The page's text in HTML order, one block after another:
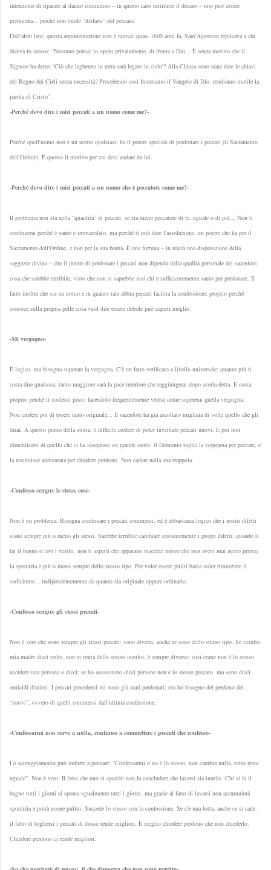
intenzione di riparare al danno commesso – in questo caso restituire il denaro – non può essere
perdonata... perché non vuole “disfarsi” del peccato.
Dall'altro lato, questa argomentazione non è nuova: quasi 1600 anni fa, Sant'Agostino replicava a chi
diceva lo stesso: “Nessuno pensa: io opero privatamente, di fronte a Dio... È senza motivo che il
Signore ha detto: 'Ciò che legherete in terra sarà legato in cielo'? Alla Chiesa sono state date le chiavi
del Regno dei Cieli senza necessità? Procedendo così frustriamo il Vangelo di Dio, rendiamo inutile la
parola di Cristo”.
-Perché devo dire i miei peccati a un uomo come me?-
Perché quell'uomo non è un uomo qualsiasi: ha il potere speciale di perdonare i peccati (il Sacramento
dell'Ordine). È questo il motivo per cui devi andare da lui.
-Perché devo dire i miei peccati a un uomo che è peccatore come me?-
Il problema non sta nella “quantità” di peccati: se sia meno peccatore di te, uguale o di più... Non ti
confesserai perché è santo e immacolato, ma perché ti può dare l'assoluzione, un potere che ha per il
Sacramento dell'Ordine, e non per la sua bontà. È una fortuna – in realtà una disposizione della
saggezza divina – che il potere di perdonare i peccati non dipenda dalla qualità personale del sacerdote,
cosa che sarebbe terribile, visto che non si saprebbe mai chi è sufficientemente santo per perdonare. Il
fatto inoltre che sia un uomo e in quanto tale abbia peccati facilita la confessione: proprio perché
conosce sulla propria pelle cosa vuol dire essere debole può capirti meglio.
-Mi vergogno-
È logico, ma bisogna superare la vergogna. C'è un fatto verificato a livello universale: quanto più ti
costa dire qualcosa, tanto maggiore sarà la pace interiore che raggiungerai dopo averla detta. E costa
proprio perché ti confessi poco; facendolo frequentemente vedrai come supererai quella vergogna.
Non credere poi di essere tanto originale... Il sacerdote ha già ascoltato migliaia di volte quello che gli
dirai. A questo punto della storia, è difficile credere di poter inventare peccati nuovi. E poi non
dimenticarti di quello che ci ha insegnato un grande santo: il Demonio toglie la vergogna per peccare, e
la restituisce aumentata per chiedere perdono. Non cadere nella sua trappola.
-Confesso sempre le stesse cose-
Non è un problema. Bisogna confessare i peccati commessi, ed è abbastanza logico che i nostri difetti
siano sempre più o meno gli stessi. Sarebbe terribile cambiare costantemente i propri difetti; quando ti
fai il bagno o lavi i vestiti, non ti aspetti che appaiano macchie nuove che non avevi mai avuto prima;
la sporcizia è più o meno sempre dello stesso tipo. Per voler essere puliti basta voler rimuovere il
sudiciume... indipendentemente da quanto sia originale oppure ordinario.
-Confesso sempre gli stessi peccati-
Non è vero che sono sempre gli stessi peccati: sono diversi, anche se sono dello stesso tipo. Se insulto
mia madre dieci volte, non si tratta dello stesso insulto, è sempre diverso; così come non è lo stesso
uccidere una persona o dieci: se ho assassinato dieci persone non è lo stesso peccato, ma sono dieci
omicidi distinti. I peccati precedenti mi sono già stati perdonati; ora ho bisogno del perdono dei
“nuovi”, ovvero di quelli commessi dall'ultima confessione.
-Confessarmi non serve a nulla, continuo a commettere i peccati che confesso-
Lo scoraggiamento può indurre a pensare: “Confessarmi o no è lo stesso, non cambia nulla, tutto resta
uguale”. Non è vero. Il fatto che uno si sporchi non fa concludere che lavarsi sia inutile. Chi si fa il
bagno tutti i giorni si sporca ugualmente tutti i giorni, ma grazie al fatto di lavarsi non accumulerà
sporcizia e potrà essere pulito. Succede lo stesso con la confessione. Se c'è una lotta, anche se si cade,
il fatto di togliersi i peccati di dosso rende migliori. È meglio chiedere perdono che non chiederlo.
Chiedere perdono ci rende migliori.